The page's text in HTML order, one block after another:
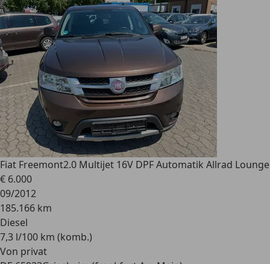
Fiat Freemont2.0 Multijet 16V DPF Automatik Allrad Lounge
€ 6.000
09/2012
185.166 km
Diesel
7,3 l/100 km (komb.)
Von privat